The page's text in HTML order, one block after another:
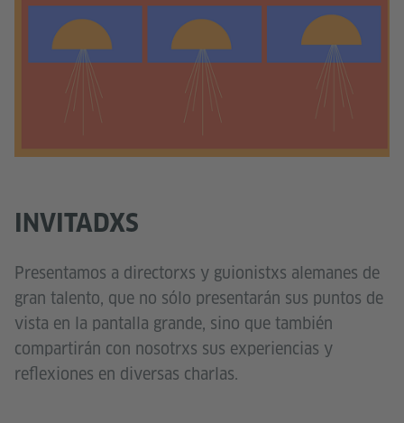
INVITADXS
Presentamos a directorxs y guionistxs alemanes de
gran talento, que no sólo presentarán sus puntos de
vista en la pantalla grande, sino que también
compartirán con nosotrxs sus experiencias y
reflexiones en diversas charlas.